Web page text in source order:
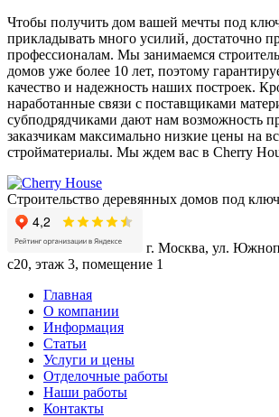
Чтобы получить дом вашей мечты под
прикладывать много усилий, достаточно
профессионалам. Мы занимаемся
домов уже более 10 лет, поэтому
качество и надежность наших построек.
наработанные связи с поставщиками
субподрядчиками дают нам возможность
заказчикам максимально низкие цены на
стройматериалы. Мы ждем вас в Cherry
Строительство деревянных домов под ключ
г. Москва, ул.
с20, этаж 3, помещение 1
Главная
О компании
Информация
Статьи
Услуги и цены
Отделочные работы
Наши работы
Контакты